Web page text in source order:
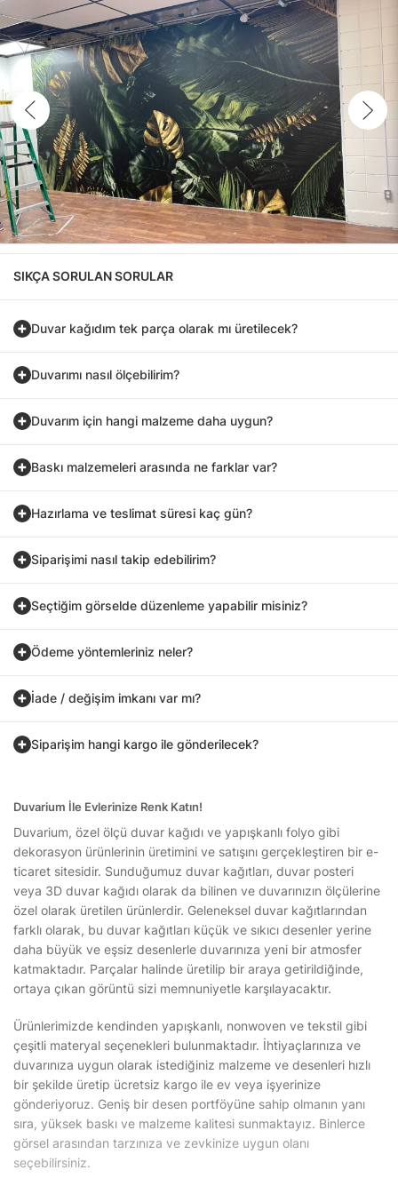
SIKÇA SORULAN SORULAR
Duvar kağıdım tek parça olarak mı üretilecek?
Duvarımı nasıl ölçebilirim?
Duvarım için hangi malzeme daha uygun?
Baskı malzemeleri arasında ne farklar var?
Hazırlama ve teslimat süresi kaç gün?
Siparişimi nasıl takip edebilirim?
Seçtiğim görselde düzenleme yapabilir misiniz?
Ödeme yöntemleriniz neler?
İade / değişim imkanı var mı?
Siparişim hangi kargo ile gönderilecek?
Duvarium İle Evlerinize Renk Katın!
Duvarium, özel ölçü duvar kağıdı ve yapışkanlı folyo gibi
dekorasyon ürünlerinin üretimini ve satışını gerçekleştiren bir e-
ticaret sitesidir. Sunduğumuz duvar kağıtları, duvar posteri
veya 3D duvar kağıdı olarak da bilinen ve duvarınızın ölçülerine
özel olarak üretilen ürünlerdir. Geleneksel duvar kağıtlarından
farklı olarak, bu duvar kağıtları küçük ve sıkıcı desenler yerine
daha büyük ve eşsiz desenlerle duvarınıza yeni bir atmosfer
katmaktadır. Parçalar halinde üretilip bir araya getirildiğinde,
ortaya çıkan görüntü sizi memnuniyetle karşılayacaktır.
Ürünlerimizde kendinden yapışkanlı, nonwoven ve tekstil gibi
çeşitli materyal seçenekleri bulunmaktadır. İhtiyaçlarınıza ve
duvarınıza uygun olarak istediğiniz malzeme ve desenleri hızlı
bir şekilde üretip ücretsiz kargo ile ev veya işyerinize
gönderiyoruz. Geniş bir desen portföyüne sahip olmanın yanı
sıra, yüksek baskı ve malzeme kalitesi sunmaktayız. Binlerce
görsel arasından tarzınıza ve zevkinize uygun olanı
seçebilirsiniz.